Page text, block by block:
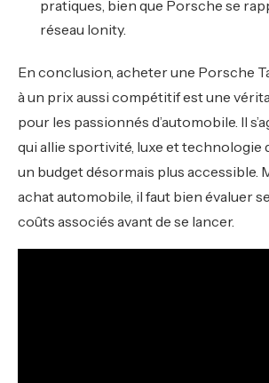
pratiques, bien que Porsche se
réseau Ionity.
En conclusion, acheter une Porsche
à un prix aussi compétitif est une
pour les passionnés d’automobile. Il
qui allie sportivité, luxe et technologie
un budget désormais plus accessible.
achat automobile, il faut bien évaluer
coûts associés avant de se lancer.